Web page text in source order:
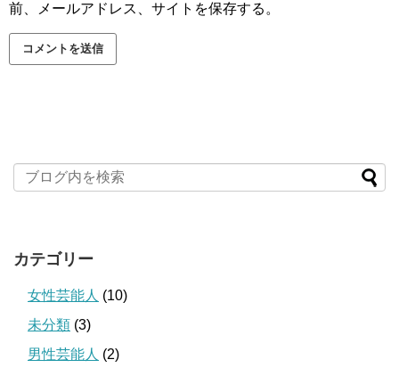
前、メールアドレス、サイトを保存する。
カテゴリー
女性芸能人 (10)
未分類 (3)
男性芸能人 (2)